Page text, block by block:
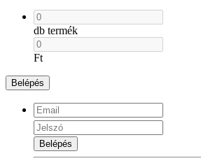
db termék
Ft
Belépés
Belépés